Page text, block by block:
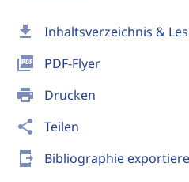
download Inhaltsverzeichnis &
picture_as_pdf PDF-Flyer
print Drucken
share Teilen
send_to_mobile Bibliographie